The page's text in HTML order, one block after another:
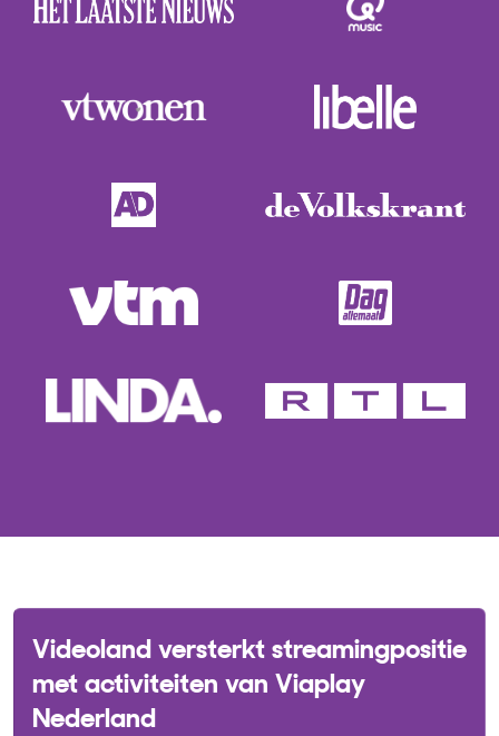
Videoland versterkt streamingpositie
met activiteiten van Viaplay
Nederland